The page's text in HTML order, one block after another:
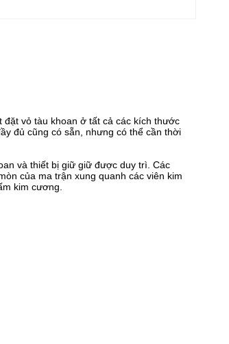
đặt vỏ tàu khoan ở tất cả các kích thước
đủ cũng có sẵn, nhưng có thể cần thời
và thiết bị giữ giữ được duy trì. Các
của ma trận xung quanh các viên kim
kim cương.